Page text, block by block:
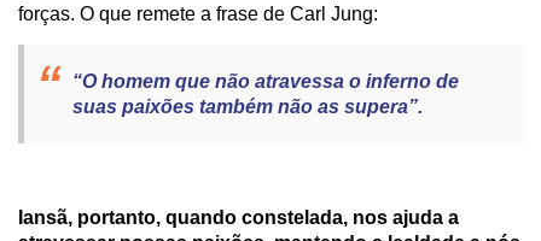
forças. O que remete a frase de Carl Jung:
“O homem que não atravessa o inferno de
suas paixões também não as supera”.
Iansã, portanto, quando constelada, nos ajuda a